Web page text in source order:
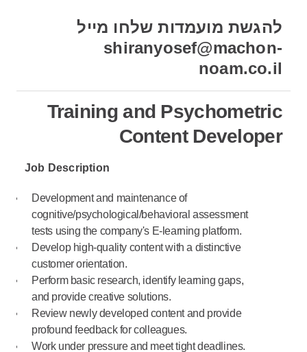
להגשת מועמדות שלחו מייל
shiranyosef@machon-
noam.co.il
Training and Psychometric
Content Developer
Job Description
Development and maintenance of
cognitive/psychological/behavioral assessment
tests using the company's E-learning platform.
Develop high-quality content with a distinctive
customer orientation.
Perform basic research, identify learning gaps,
and provide creative solutions.
Review newly developed content and provide
profound feedback for colleagues.
Work under pressure and meet tight deadlines.